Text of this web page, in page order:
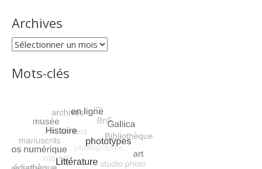
Archives
Archives
Mots-clés